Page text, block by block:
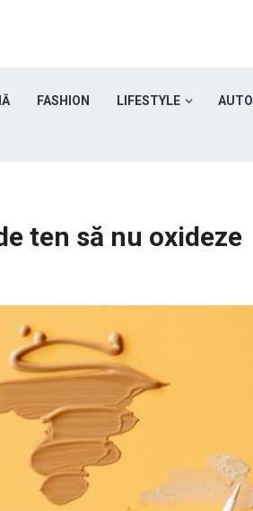
FASHION LIFESTYLE AUTO
ten să nu oxideze